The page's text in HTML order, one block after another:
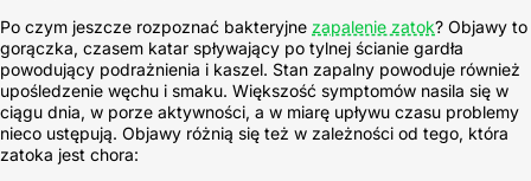
Po czym jeszcze rozpoznać bakteryjne zapalenie zatok? Objawy to
gorączka, czasem katar spływający po tylnej ścianie gardła
powodujący podrażnienia i kaszel. Stan zapalny powoduje również
upośledzenie węchu i smaku. Większość symptomów nasila się w
ciągu dnia, w porze aktywności, a w miarę upływu czasu problemy
nieco ustępują. Objawy różnią się też w zależności od tego, która
zatoka jest chora: